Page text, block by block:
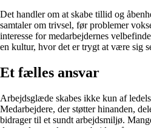
Det handler om at skabe tillid og
samtaler om trivsel, før problemer
interesse for medarbejdernes
en kultur, hvor det er trygt at være sig
Et fælles ansvar
Arbejdsglæde skabes ikke kun af
Medarbejdere, der støtter hinanden,
bidrager til et sundt arbejdsmiljø.